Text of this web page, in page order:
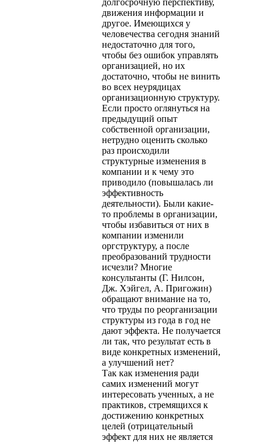
движения информации и
другое. Имеющихся у
человечества сегодня знаний
недостаточно для того,
чтобы без ошибок управлять
организацией, но их
достаточно, чтобы не винить
во всех неурядицах
организационную структуру.
Если просто оглянуться на
предыдущий опыт
собственной организации,
нетрудно оценить сколько
раз происходили
структурные изменения в
компании и к чему это
приводило (повышалась ли
эффективность
деятельности). Были какие-
то проблемы в организации,
чтобы избавиться от них в
компании изменили
оргструктуру, а после
преобразований трудности
исчезли? Многие
консультанты (Г. Нилсон,
Дж. Хэйгел, А. Пригожин)
обращают внимание на то,
что труды по реорганизации
структуры из года в год не
дают эффекта. Не получается
ли так, что результат есть в
виде конкретных изменений,
а улучшений нет?
Так как изменения ради
самих изменений могут
интересовать ученных, а не
практиков, стремящихся к
достижению конкретных
целей (отрицательный
эффект для них не является